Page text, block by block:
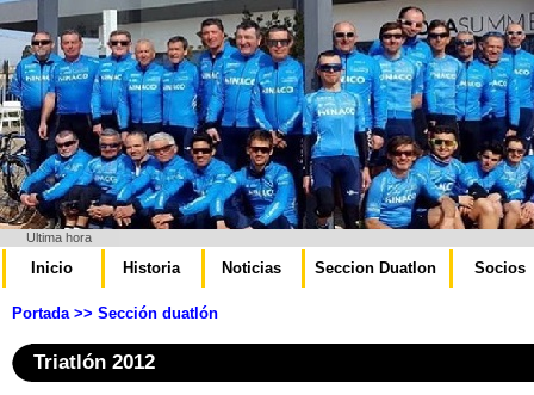
Ultima hora
Inicio Historia Noticias Seccion Duatlon Socios
Portada>> Sección duatlón
Triatlón 2012